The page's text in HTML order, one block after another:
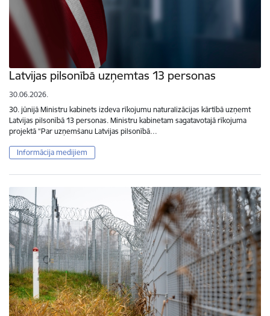
Latvijas pilsonībā uzņemtas 13 personas
30.06.2026.
30. jūnijā Ministru kabinets izdeva rīkojumu naturalizācijas kārtībā uzņemt
Latvijas pilsonībā 13 personas. Ministru kabinetam sagatavotajā rīkojuma
projektā “Par uzņemšanu Latvijas pilsonībā…
Informācija medijiem